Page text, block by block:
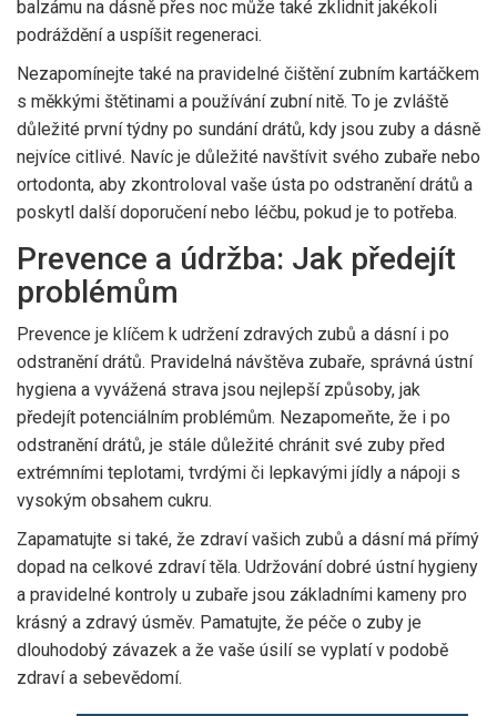
balzámu na dásně přes noc může také zklidnit jakékoli
podráždění a uspíšit regeneraci.
Nezapomínejte také na pravidelné čištění zubním kartáčkem
s měkkými štětinami a používání zubní nitě. To je zvláště
důležité první týdny po sundání drátů, kdy jsou zuby a dásně
nejvíce citlivé. Navíc je důležité navštívit svého zubaře nebo
ortodonta, aby zkontroloval vaše ústa po odstranění drátů a
poskytl další doporučení nebo léčbu, pokud je to potřeba.
Prevence a údržba: Jak předejít
problémům
Prevence je klíčem k udržení zdravých zubů a dásní i po
odstranění drátů. Pravidelná návštěva zubaře, správná ústní
hygiena a vyvážená strava jsou nejlepší způsoby, jak
předejít potenciálním problémům. Nezapomeňte, že i po
odstranění drátů, je stále důležité chránit své zuby před
extrémními teplotami, tvrdými či lepkavými jídly a nápoji s
vysokým obsahem cukru.
Zapamatujte si také, že zdraví vašich zubů a dásní má přímý
dopad na celkové zdraví těla. Udržování dobré ústní hygieny
a pravidelné kontroly u zubaře jsou základními kameny pro
krásný a zdravý úsměv. Pamatujte, že péče o zuby je
dlouhodobý závazek a že vaše úsilí se vyplatí v podobě
zdraví a sebevědomí.